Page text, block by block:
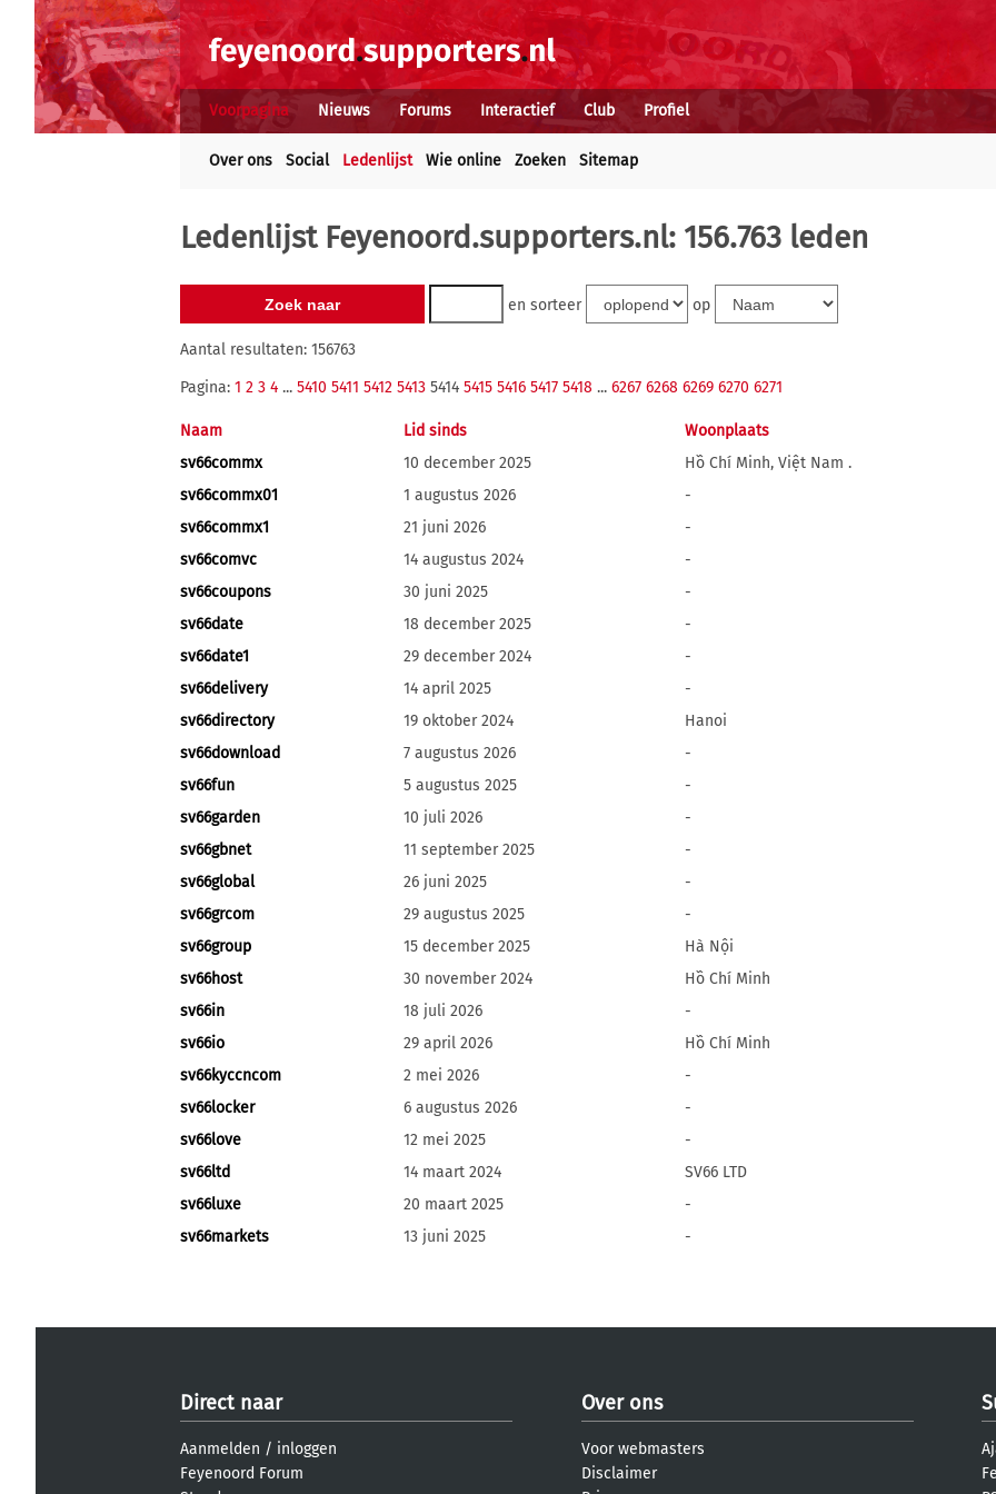
Voorpagina Nieuws Forums Interactief Club Profiel
Over ons Social Ledenlijst Wie online Zoeken Sitemap
Ledenlijst Feyenoord.supporters.nl: 156.763 leden
en sorteer op
Aantal resultaten: 156763
Pagina: 1 2 3 4 ... 5410 5411 5412 5413 5414 5415 5416 5417 5418 ... 6267 6268 6269 6270 6271
Naam Lid sinds Woonplaats
sv66commx
10 december 2025 Hồ Chí Minh, Việt Nam .
sv66commx01
1 augustus 2026 -
sv66commx1
21 juni 2026 -
sv66comvc
14 augustus 2024 -
sv66coupons
30 juni 2025 -
sv66date
18 december 2025 -
sv66date1
29 december 2024 -
sv66delivery
14 april 2025 -
sv66directory
19 oktober 2024 Hanoi
sv66download
7 augustus 2026 -
sv66fun
5 augustus 2025 -
sv66garden
10 juli 2026 -
sv66gbnet
11 september 2025 -
sv66global
26 juni 2025 -
sv66grcom
29 augustus 2025 -
sv66group
15 december 2025 Hà Nội
sv66host
30 november 2024 Hồ Chí Minh
sv66in
18 juli 2026 -
sv66io
29 april 2026 Hồ Chí Minh
sv66kyccncom
2 mei 2026 -
sv66locker
6 augustus 2026 -
sv66love
12 mei 2025 -
sv66ltd
14 maart 2024 SV66 LTD
sv66luxe
20 maart 2025 -
sv66markets
13 juni 2025 -
Direct naar
Aanmelden / inloggen
Feyenoord Forum
Over ons
Voor webmasters
Disclaimer